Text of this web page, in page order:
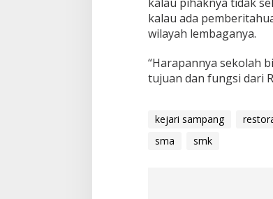
kalau ada
wilayah lembaganya.
“Harapannya sekolah
tujuan dan fungsi dari
kejari sampang
sma
smk